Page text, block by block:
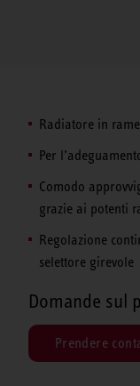
Radiatore in
Per
Comodo
grazie ai potenti
Regolazione
selettore girevole
Domande sul
Prendere